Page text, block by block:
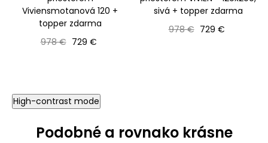
Viviensmotanová 120 +
topper zdarma
Bežná cena
978 € Cena
729 €
sivá + topper zdarma
Bežná cena
978 € Cena
729 €
High-contrast mode
Podobné a rovnako krásne